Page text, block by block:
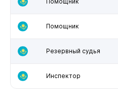
Помощник
Резервный судья
Инспектор